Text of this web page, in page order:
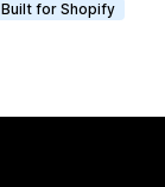
Built for Shopify